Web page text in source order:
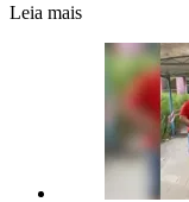
Leia mais